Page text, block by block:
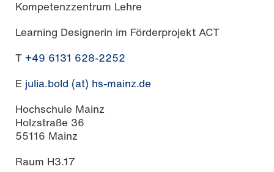
Kompetenzzentrum Lehre
Learning Designerin im Förderprojekt ACT
T +49 6131 628-2252
E julia.bold (at) hs-mainz.de
Hochschule Mainz
Holzstraße 36
55116 Mainz
Raum H3.17